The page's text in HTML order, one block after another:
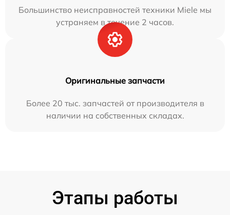
Большинство неисправностей техники Miele мы
устраняем в течение 2 часов.
Оригинальные запчасти
Более 20 тыс. запчастей от производителя в
наличии на собственных складах.
Этапы работы